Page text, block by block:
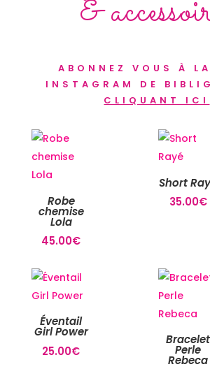
&
ABONNEZ VOUS À
INSTAGRAM DE
CLIQUANT ICI
Robe
chemise
Lola
45.00€
Short
35.00€
Éventail
Girl Power
25.00€
Bracelet
Perle
Rebeca